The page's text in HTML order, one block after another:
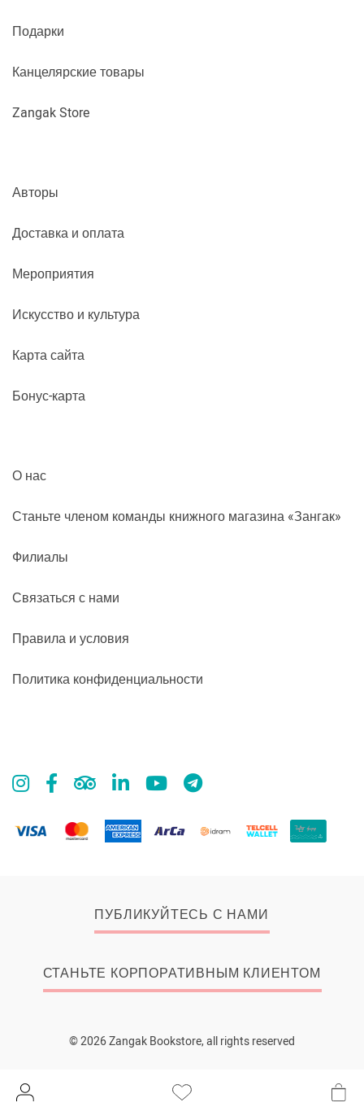
Подарки
Канцелярские товары
Zangak Store
Авторы
Доставка и оплата
Мероприятия
Искусство и культура
Карта сайта
Бонус-карта
О нас
Станьте членом команды книжного магазина «Зангак»
Филиалы
Связаться с нами
Правила и условия
Политика конфиденциальности
ПУБЛИКУЙТЕСЬ С НАМИ
СТАНЬТЕ КОРПОРАТИВНЫМ КЛИЕНТОМ
© 2026 Zangak Bookstore, all rights reserved